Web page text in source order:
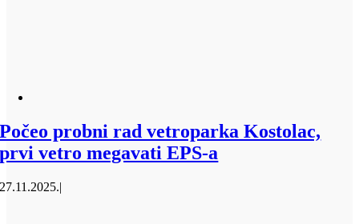
Počeo probni rad vetroparka Kostolac,
prvi vetro megavati EPS-a
27.11.2025.|